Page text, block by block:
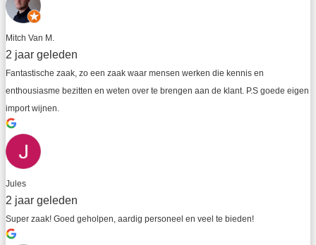
Mitch Van M.
2 jaar geleden
Fantastische zaak, zo een zaak waar mensen werken die kennis en
enthousiasme bezitten en weten over te brengen aan de klant. P.S goede eigen
import wijnen.
Jules
2 jaar geleden
Super zaak! Goed geholpen, aardig personeel en veel te bieden!